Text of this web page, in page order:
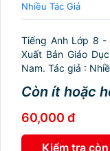
Nhiều Tác Giả
Tiếng Anh Lớp 8 -
Xuất Bản Giáo
Nam. Tác giả :
Còn ít hoặc
60,000 đ
Kiểm tra